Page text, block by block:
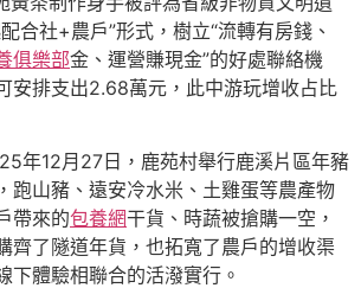
合社+農戶”形式，樹立“流轉有房錢、
俱樂部金、運營賺現金”的好處聯絡機
安排支出‌2.68萬元‌，此中游玩增收占比‌
年12月27日，鹿苑村舉行鹿溪片區年豬
跑山豬、遠安冷水米、土雞蛋等農產物
帶來的包養網干貨、時蔬被搶購一空，
齊了隧道年貨，也拓寬了農戶的增收渠
下體驗相聯合的活潑實行。